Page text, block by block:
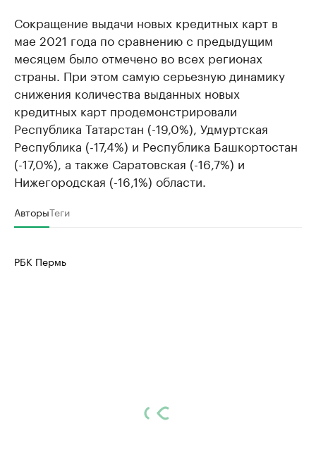
Сокращение выдачи новых кредитных карт в
мае 2021 года по сравнению с предыдущим
месяцем было отмечено во всех регионах
страны. При этом самую серьезную динамику
снижения количества выданных новых
кредитных карт продемонстрировали
Республика Татарстан (-19,0%), Удмуртская
Республика (-17,4%) и Республика Башкортостан
(-17,0%), а также Саратовская (-16,7%) и
Нижегородская (-16,1%) области.
АвторыТеги
РБК Пермь